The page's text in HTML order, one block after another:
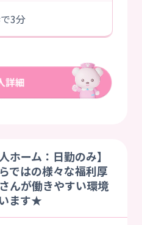
3分
ーム：日勤のみ】
ではの様々な福利厚
んが働きやすい環境
ます★